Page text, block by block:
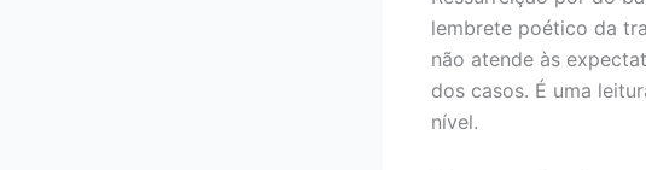
lembrete poético da
não atende às
dos casos. É uma
nível.